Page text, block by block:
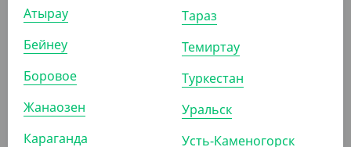
Пленка пищевая, 30 см, 700 м, 8 мкм, Yan's
ШТ
АРТ. 2700703
Атырау
Бейнеу
Боровое
Жанаозен
Караганда
Тараз
Темиртау
Туркестан
Уральск
Усть-Каменогорск